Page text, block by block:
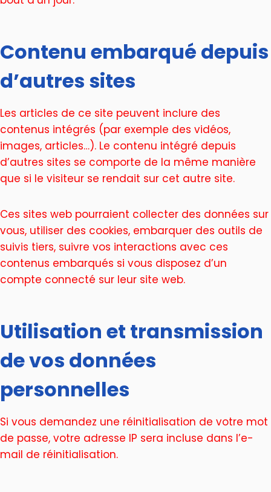
Contenu embarqué depuis
d’autres sites
Les articles de ce site peuvent inclure des
contenus intégrés (par exemple des vidéos,
images, articles…). Le contenu intégré depuis
d’autres sites se comporte de la même manière
que si le visiteur se rendait sur cet autre site.
Ces sites web pourraient collecter des données sur
vous, utiliser des cookies, embarquer des outils de
suivis tiers, suivre vos interactions avec ces
contenus embarqués si vous disposez d’un
compte connecté sur leur site web.
Utilisation et transmission
de vos données
personnelles
Si vous demandez une réinitialisation de votre mot
de passe, votre adresse IP sera incluse dans l’e-
mail de réinitialisation.